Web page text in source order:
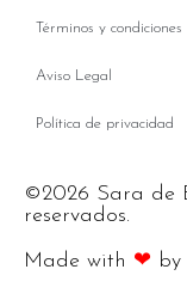
Términos y condiciones
Aviso Legal
Política de privacidad
©2026 Sara de
reservados.
Made with ❤